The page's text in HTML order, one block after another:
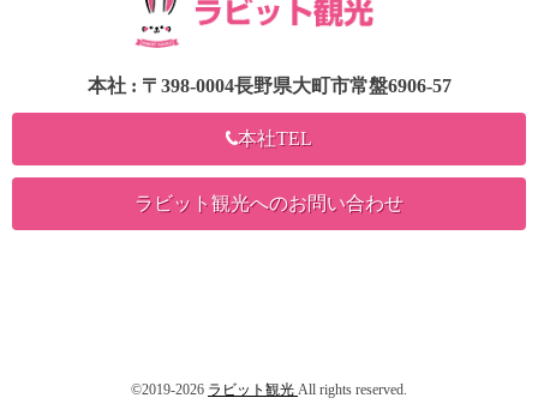
本社 : 〒398-0004長野県大町市常盤6906-57
本社TEL
ラビット観光へのお問い合わせ
©2019-2026 ラビット観光 All rights reserved.